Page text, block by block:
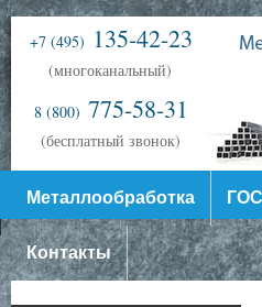
+7 (495) 135-42-23
(многоканальный)
8 (800) 775-58-31
(бесплатный звонок)
Металлообработка
Контакты